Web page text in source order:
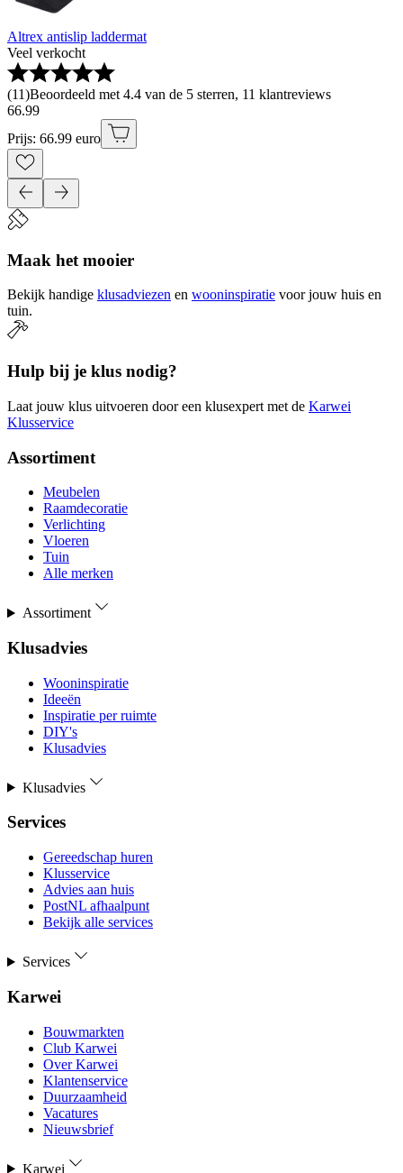
Altrex antislip laddermat
Veel verkocht
(11)Beoordeeld met 4.4 van de 5 sterren, 11 klantreviews
66.99
Prijs: 66.99 euro
Maak het mooier
Bekijk handige klusadviezen en wooninspiratie voor jouw huis en
tuin.
Hulp bij je klus nodig?
Laat jouw klus uitvoeren door een klusexpert met de Karwei
Klusservice
Assortiment
Meubelen
Raamdecoratie
Verlichting
Vloeren
Tuin
Alle merken
Assortiment
Klusadvies
Wooninspiratie
Ideeën
Inspiratie per ruimte
DIY's
Klusadvies
Klusadvies
Services
Gereedschap huren
Klusservice
Advies aan huis
PostNL afhaalpunt
Bekijk alle services
Services
Karwei
Bouwmarkten
Club Karwei
Over Karwei
Klantenservice
Duurzaamheid
Vacatures
Nieuwsbrief
Karwei